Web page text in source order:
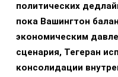
политических
пока Вашингтон
экономическим
сценария, Тегеран
консолидации